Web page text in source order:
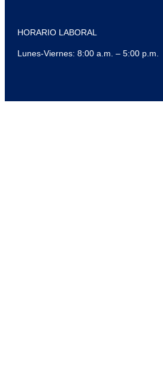
HORARIO LABORAL
Lunes-Viernes: 8:00 a.m. – 5:00 p.m.